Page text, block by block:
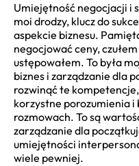
Umiejętność negocjacji i
moi drodzy, klucz do
aspekcie biznesu.
negocjować ceny,
ustępowałem. To była
biznes i zarządzanie dla
rozwinąć te
korzystne porozumienia i
rozmowach. To są
zarządzanie dla
umiejętności
wiele pewniej.